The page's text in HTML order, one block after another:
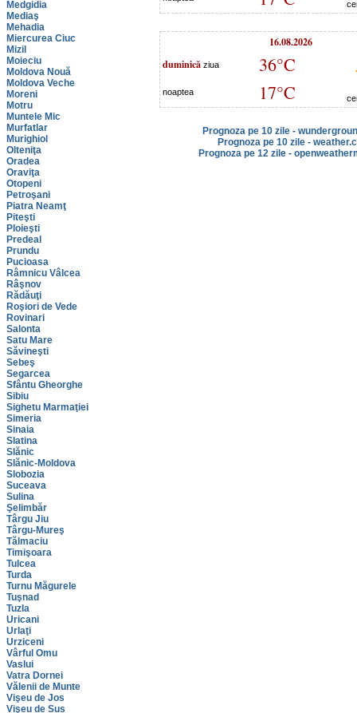
Medgidia
Mediaş
Mehadia
Miercurea Ciuc
Mizil
Moieciu
Moldova Nouă
Moldova Veche
Moreni
Motru
Muntele Mic
Murfatlar
Murighiol
Olteniţa
Oradea
Oraviţa
Otopeni
Petroşani
Piatra Neamţ
Piteşti
Ploieşti
Predeal
Prundu
Pucioasa
Râmnicu Vâlcea
Râşnov
Rădăuţi
Roşiori de Vede
Rovinari
Salonta
Satu Mare
Săvineşti
Sebeş
Segarcea
Sfântu Gheorghe
Sibiu
Sighetu Marmaţiei
Simeria
Sinaia
Slatina
Slănic
Slănic-Moldova
Slobozia
Suceava
Sulina
Şelimbăr
Târgu Jiu
Târgu-Mureş
Tălmaciu
Timişoara
Tulcea
Turda
Turnu Măgurele
Tuşnad
Tuzla
Uricani
Urlaţi
Urziceni
Vârful Omu
Vaslui
Vatra Dornei
Vălenii de Munte
Vişeu de Jos
Vişeu de Sus
16.08.2026
duminică ziua 36°C
noaptea 17°C
Prognoza pe 10 zile -
Prognoza pe 10 zile -
Prognoza pe 12 zile -